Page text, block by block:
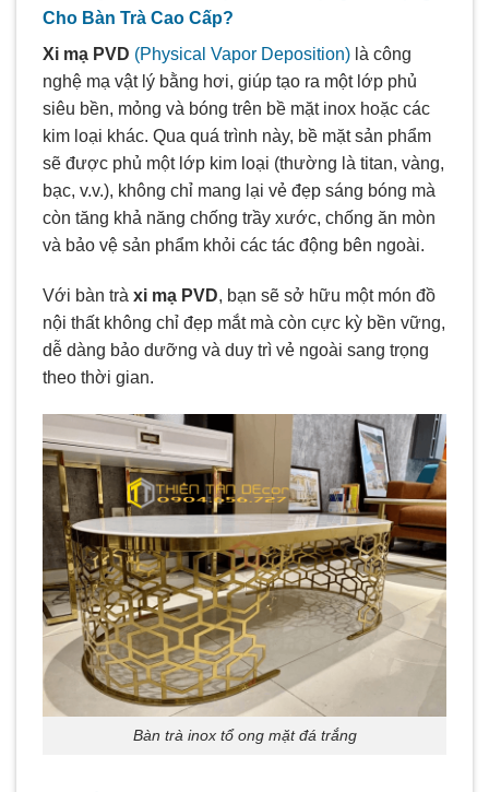
Cho Bàn Trà Cao Cấp?
Xi mạ PVD (Physical Vapor Deposition) là công
nghệ mạ vật lý bằng hơi, giúp tạo ra một lớp phủ
siêu bền, mỏng và bóng trên bề mặt inox hoặc các
kim loại khác. Qua quá trình này, bề mặt sản phẩm
sẽ được phủ một lớp kim loại (thường là titan, vàng,
bạc, v.v.), không chỉ mang lại vẻ đẹp sáng bóng mà
còn tăng khả năng chống trầy xước, chống ăn mòn
và bảo vệ sản phẩm khỏi các tác động bên ngoài.
Với bàn trà xi mạ PVD, bạn sẽ sở hữu một món đồ
nội thất không chỉ đẹp mắt mà còn cực kỳ bền vững,
dễ dàng bảo dưỡng và duy trì vẻ ngoài sang trọng
theo thời gian.
Bàn trà inox tổ ong mặt đá trắng